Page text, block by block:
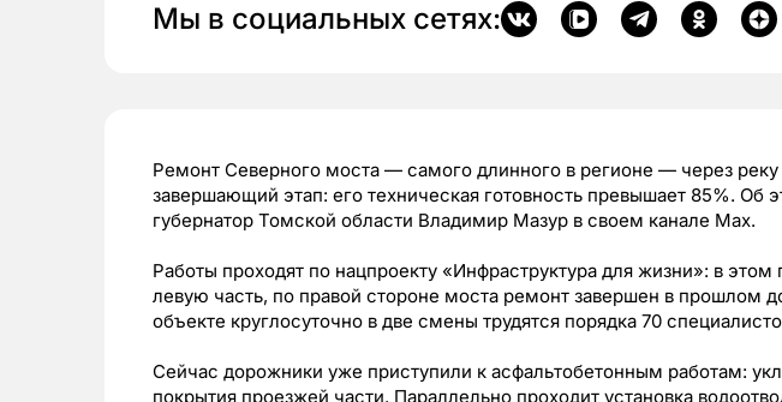
Мы в социальных сетях:
Ремонт Северного моста — самого длинного в регионе — через
завершающий этап: его техническая готовность превышает 85%. Об
губернатор Томской области Владимир Мазур в своем канале Max.
Работы проходят по нацпроекту «Инфраструктура для жизни»: в
левую часть, по правой стороне моста ремонт завершен в прошлом
объекте круглосуточно в две смены трудятся порядка 70
Сейчас дорожники уже приступили к асфальтобетонным работам:
покрытия проезжей части. Параллельно проходит установка